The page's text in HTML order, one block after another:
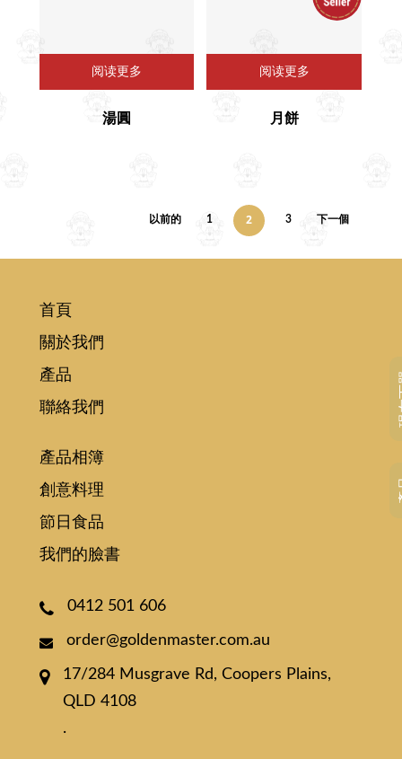
阅读更多
湯圓
阅读更多
⽉餅
以前的 1 2 3 下一個
首頁
關於我們
產品
聯絡我們
產品相簿
創意料理
節日食品
我們的臉書
0412 501 606
order@goldenmaster.com.au
17/284 Musgrave Rd, Coopers Plains,
QLD 4108
.